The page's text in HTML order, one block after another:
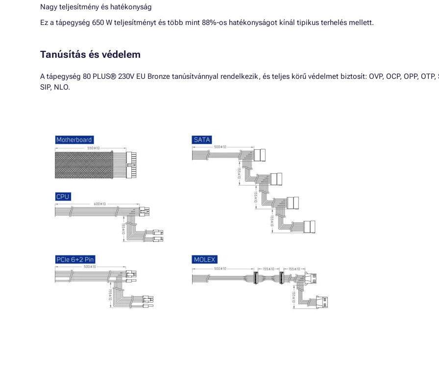
Nagy teljesítmény és hatékonyság
Ez a tápegység 650 W teljesítményt és több mint 88%-os hatékonyságot kínál tipikus terhelés mellett.
Tanúsítás és védelem
A tápegység 80 PLUS® 230V EU Bronze tanúsítvánnyal rendelkezik, és teljes körű védelmet biztosít: OVP, OCP, OPP, OTP,
SIP, NLO.